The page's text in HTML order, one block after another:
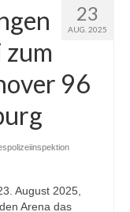
23
AUG. 2025
96
August 2025,
Arena das